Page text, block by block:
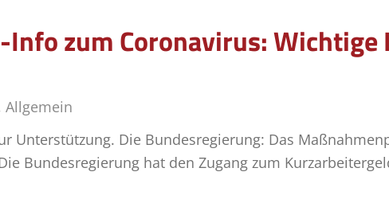
zum Coronavirus:
Allgemein
Unterstützung. Die Bundesregierung: Das
Bundesregierung hat den Zugang zum